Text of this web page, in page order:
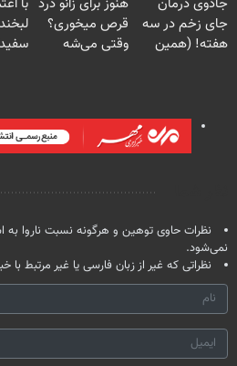
میلیون تومان!!!
جادوی درمان
جای زخم در سه
هفته! (همین
هنوز برای زانو درد
قرص میخوری؟
وقتی می‌شه
با
نظرات حاوی توهین و هرگونه نسبت ناروا
نمی‌شود.
نظراتی که غیر از زبان فارسی یا غیر مرتبط